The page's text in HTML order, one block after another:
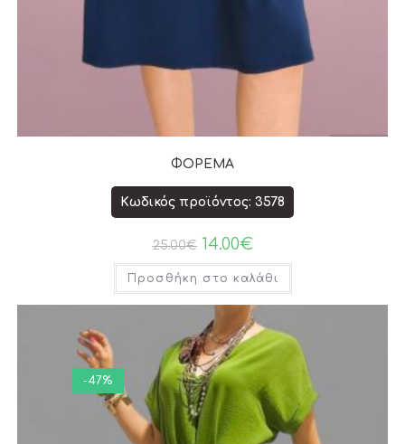
ΦΟΡΕΜΑ
Κωδικός προϊόντος: 3578
25.00€ 14.00€
Προσθήκη στο καλάθι
-47%